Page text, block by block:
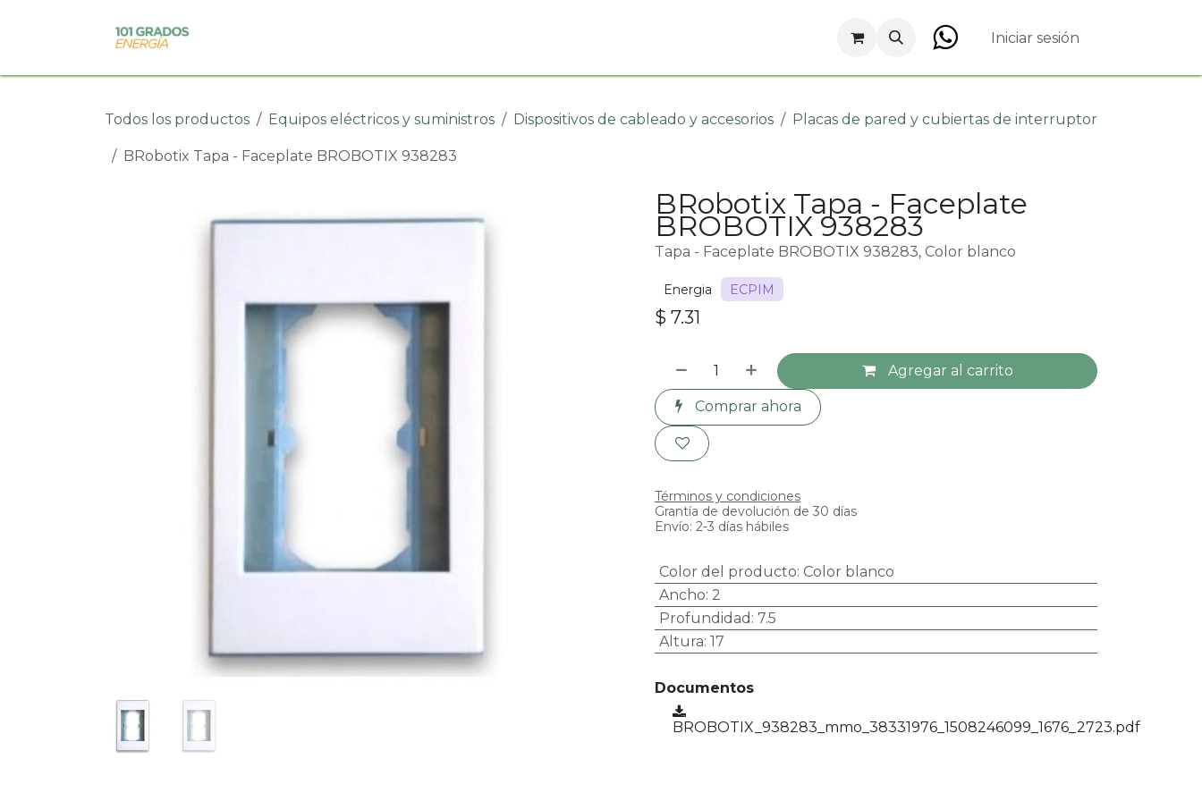
Empleos Iniciar sesión
Todos los productos Equipos eléctricos y suministros Dispositivos de cableado y accesorios Placas de pared y cubiertas de interruptor
BRobotix Tapa - Faceplate BROBOTIX 938283
BRobotix Tapa - Faceplate
BROBOTIX 938283
Tapa - Faceplate BROBOTIX 938283, Color blanco
Energia ECPIM
$ 7.31
Agregar al carrito
Comprar ahora
Términos y condiciones
Grantía de devolución de 30 días
Envío: 2-3 días hábiles
Color del producto: Color blanco
Ancho: 2
Profundidad : 7.5
Altura: 17
Documentos
BROBOTIX_938283_mmo_38331976_1508246099_1676_2723.pdf